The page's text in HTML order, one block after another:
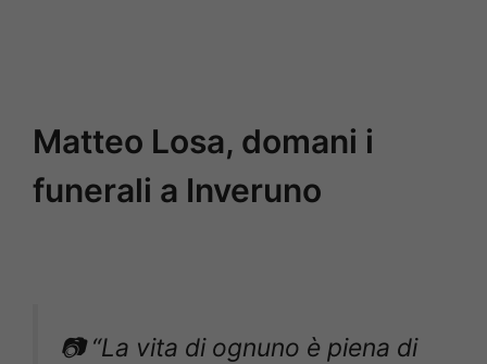
Matteo Losa, domani i
funerali a Inveruno
📷 “La vita di ognuno è piena di